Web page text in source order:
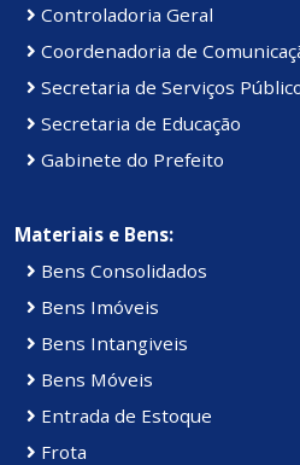
Controladoria Geral
Coordenadoria de
Secretaria de Serviços
Secretaria de Educação
Gabinete do Prefeito
Materiais e Bens:
Bens Consolidados
Bens Imóveis
Bens Intangiveis
Bens Móveis
Entrada de Estoque
Frota